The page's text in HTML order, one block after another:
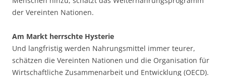
der Vereinten Nationen.
Am Markt herrschte Hysterie
Und langfristig werden Nahrungsmittel immer teurer,
schätzen die Vereinten Nationen und die Organisation für
Wirtschaftliche Zusammenarbeit und Entwicklung (OECD).